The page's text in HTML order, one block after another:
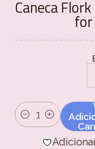
Caneca
for
Quantidade